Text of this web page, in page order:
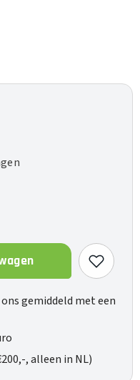
gemiddeld met een
, alleen in NL)